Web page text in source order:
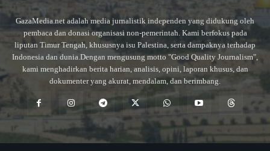
GazaMedia.net adalah media jurnalistik independen yang didukung oleh
pembaca dan donasi organisasi non-pemerintah. Kami berfokus pada
liputan Timur Tengah, khususnya isu Palestina, serta dampaknya terhadap
Indonesia dan dunia.Dengan mengusung motto "Good Quality Journalism",
kami menghadirkan berita harian, analisis, opini, laporan khusus, dan
dokumenter yang akurat, mendalam, dan berimbang.